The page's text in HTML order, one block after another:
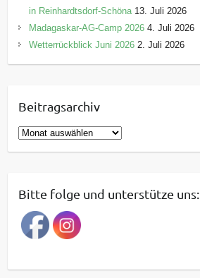
in Reinhardtsdorf-Schöna 13. Juli 2026
Madagaskar-AG-Camp 2026 4. Juli 2026
Wetterrückblick Juni 2026 2. Juli 2026
Beitragsarchiv
B
e
r
a
g
a
Bitte folge und unterstütze uns: